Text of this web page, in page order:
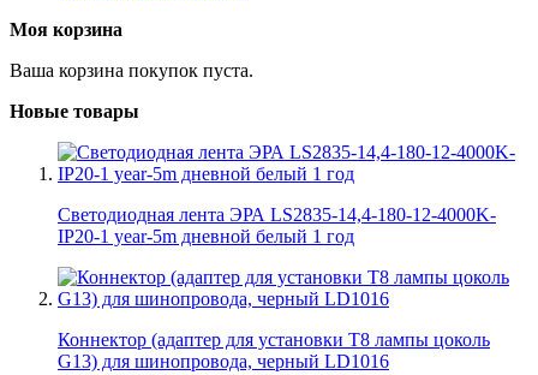
Моя корзина
Ваша корзина покупок пуста.
Новые товары
Светодиодная лента ЭРА LS2835-14,4-180-12-4000K-
IP20-1 year-5m дневной белый 1 год
Коннектор (адаптер для установки Т8 лампы цоколь
G13) для шинопровода, черный LD1016